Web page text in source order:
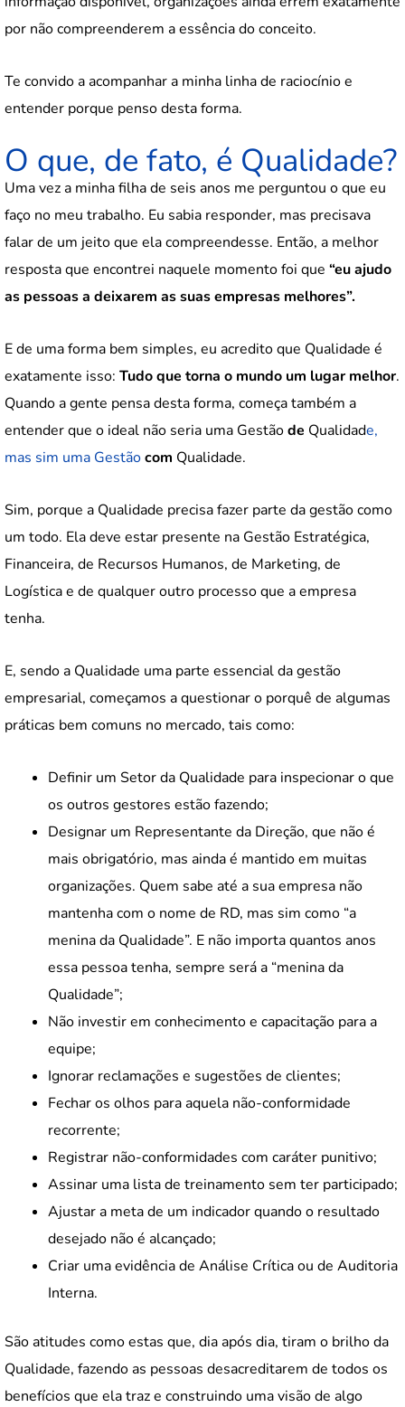
por não compreenderem a essência do conceito.
Te convido a acompanhar a minha linha de raciocínio e
entender porque penso desta forma.
O que, de fato, é Qualidade?
Uma vez a minha filha de seis anos me perguntou o que eu
faço no meu trabalho. Eu sabia responder, mas precisava
falar de um jeito que ela compreendesse. Então, a melhor
resposta que encontrei naquele momento foi que “eu ajudo
as pessoas a deixarem as suas empresas melhores”.
E de uma forma bem simples, eu acredito que Qualidade é
exatamente isso: Tudo que torna o mundo um lugar melhor.
Quando a gente pensa desta forma, começa também a
entender que o ideal não seria uma Gestãode Qualidade,
mas sim uma Gestãocom Qualidade.
Sim, porque a Qualidade precisa fazer parte da gestão como
um todo. Ela deve estar presente na Gestão Estratégica,
Financeira, de Recursos Humanos, de Marketing, de
Logística e de qualquer outro processo que a empresa
tenha.
E, sendo a Qualidade uma parte essencial da gestão
empresarial, começamos a questionar o porquê de algumas
práticas bem comuns no mercado, tais como:
Definir um Setor da Qualidade para inspecionar o que
os outros gestores estão fazendo;
Designar um Representante da Direção, que não é
mais obrigatório, mas ainda é mantido em muitas
organizações. Quem sabe até a sua empresa não
mantenha com o nome de RD, mas sim como “a
menina da Qualidade”. E não importa quantos anos
essa pessoa tenha, sempre será a “menina da
Qualidade”;
Não investir em conhecimento e capacitação para a
equipe;
Ignorar reclamações e sugestões de clientes;
Fechar os olhos para aquela não-conformidade
recorrente;
Registrar não-conformidades com caráter punitivo;
Assinar uma lista de treinamento sem ter participado;
Ajustar a meta de um indicador quando o resultado
desejado não é alcançado;
Criar uma evidência de Análise Crítica ou de Auditoria
Interna.
São atitudes como estas que, dia após dia, tiram o brilho da
Qualidade, fazendo as pessoas desacreditarem de todos os
benefícios que ela traz e construindo uma visão de algo